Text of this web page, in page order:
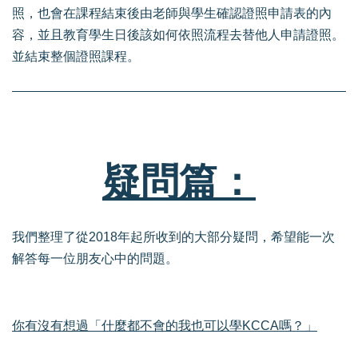
照，也會在課程結束後由老師與學生確認證照申請表的內
容，並且教育學生日後該如何依照流程去替他人申請證照。
並結束整個證照課程。
疑問篇：
我們整理了從2018年起所收到的大部分疑問，希望能一次
解答每一位朋友心中的問題。
你有沒有想過「什麼都不會的我也可以學KCCA嗎？」